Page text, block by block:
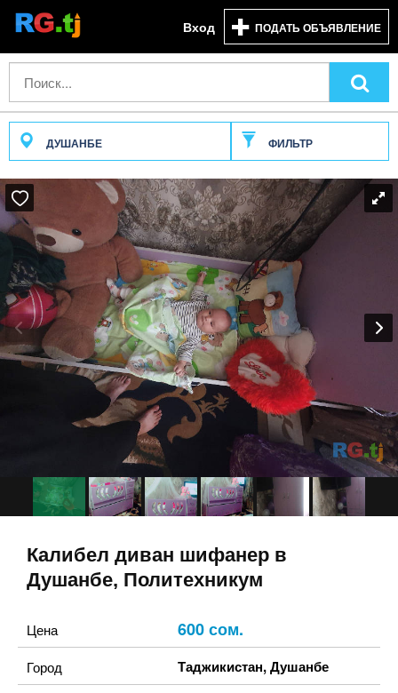
Вход ПОДАТЬ ОБЪЯВЛЕНИЕ
ДУШАНБЕ ФИЛЬТР
Калибел диван шифанер в
Душанбе, Политехникум
Цена 600 сом.
Город Таджикистан,Душанбе